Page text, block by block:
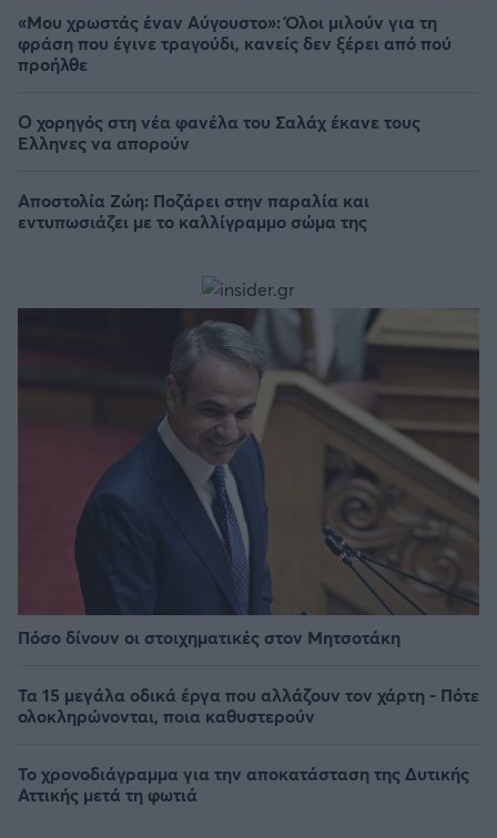
«Μου χρωστάς έναν Αύγουστο»: Όλοι μιλούν για τη
φράση που έγινε τραγούδι, κανείς δεν ξέρει από πού
προήλθε
Ο χορηγός στη νέα φανέλα του Σαλάχ έκανε τους
Έλληνες να απορούν
Αποστολία Ζώη: Ποζάρει στην παραλία και
εντυπωσιάζει με το καλλίγραμμο σώμα της
Πόσο δίνουν οι στοιχηματικές στον Μητσοτάκη
Τα 15 μεγάλα οδικά έργα που αλλάζουν τον χάρτη - Πότε
ολοκληρώνονται, ποια καθυστερούν
Το χρονοδιάγραμμα για την αποκατάσταση της Δυτικής
Αττικής μετά τη φωτιά